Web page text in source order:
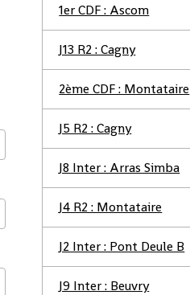
1er CDF : Ascom
J13 R2 : Cagny
2ème CDF : Montataire
J5 R2 : Cagny
J8 Inter : Arras Simba
J4 R2 : Montataire
J2 Inter : Pont Deule B
J9 Inter : Beuvry